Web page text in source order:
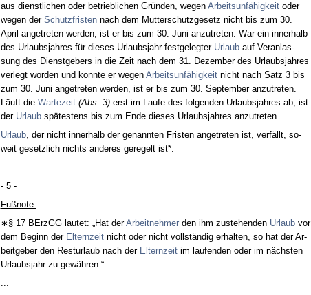
aus dienst­li­chen oder be­trieb­li­chen Gründen, we­gen Ar­beits­unfähig­keitoder
we­gen der Schutz­fris­tennach dem Mut­ter­schutz­ge­setz nicht bis zum 30.
April an­ge­tre­ten wer­den, ist er bis zum 30. Ju­ni an­zu­tre­ten. War ein in­ner­halb
des Ur­laubs­jah­res für die­ses Ur­laubs­jahr fest­ge­leg­ter Ur­laubauf Ver­an­las­
sung des Dienst­ge­bers in die Zeit nach dem 31. De­zem­ber des Ur­laubs­jah­res
ver­legt wor­den und konn­te er we­gen Ar­beits­unfähig­keitnicht nach Satz 3 bis
zum 30. Ju­ni an­ge­tre­ten wer­den, ist er bis zum 30. Sep­tem­ber an­zu­tre­ten.
Läuft die War­te­zeit (Abs. 3) erst im Lau­fe des fol­gen­den Ur­laubs­jah­res ab, ist
der Ur­laubspätes­tens bis zum En­de die­ses Ur­laubs­jah­res an­zu­tre­ten.
Ur­laub, der nicht in­ner­halb der ge­nann­ten Fris­ten an­ge­tre­ten ist, verfällt, so­
weit ge­setz­lich nichts an­de­res ge­re­gelt ist*.
- 5 -
Fußno­te:
∗§ 17 BErzGG lau­tet: „Hat derAr­beit­neh­merden ihm zu­ste­hen­den Ur­laubvor
dem Be­ginn der El­tern­zeitnicht oder nicht vollständig er­hal­ten, so hat der Ar­
beit­ge­ber den Rest­ur­laub nach der El­tern­zeitim lau­fen­den oder im nächs­ten
Ur­laubs­jahr zu gewähren.“
...